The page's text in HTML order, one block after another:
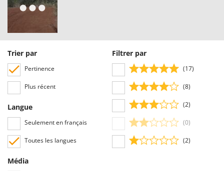
Trier par
Pertinence
Plus récent
Langue
Seulement en français
Toutes les langues
Média
Filtrer par
(17)
(8)
(2)
(0)
(2)